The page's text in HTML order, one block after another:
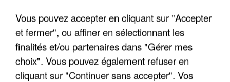
DE FAUNE SAUVAGE SONT...
Vous pouvez accepter en cliquant sur "Accepter
et fermer", ou affiner en sélectionnant les
finalités et/ou partenaires dans "Gérer mes
choix". Vous pouvez également refuser en
cliquant sur "Continuer sans accepter". Vos